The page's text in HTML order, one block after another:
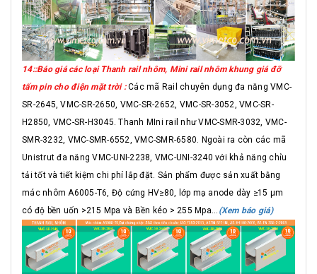
14::Báo giá các loại Thanh rail nhôm, Mini rail nhôm khung giá đỡ
tấm pin cho điện mặt trời :Các mã Rail chuyên dụng đa năng VMC-
SR-2645, VMC-SR-2650, VMC-SR-2652, VMC-SR-3052, VMC-SR-
H2850, VMC-SR-H3045. Thanh MIni rail như VMC-SMR-3032, VMC-
SMR-3232, VMC-SMR-6552, VMC-SMR-6580. Ngoài ra còn các mã
Unistrut đa năng VMC-UNI-2238, VMC-UNI-3240 với khả năng chỉu
tải tốt và tiết kiệm chi phí lắp đặt. Sản phẩm được sản xuất bằng
mác nhôm A6005-T6, Độ cứng HV≥80, lớp mạ anode dày ≥15 μm
có độ bền uốn >215 Mpa và Bền kéo > 255 Mpa...
(Xem báo giá)